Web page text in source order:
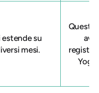
estende su
mesi.
Questa
Yoga